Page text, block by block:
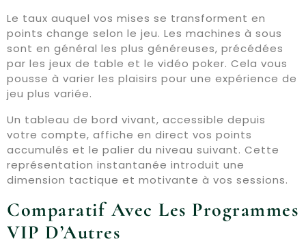
Le taux auquel vos mises se transforment en
points change selon le jeu. Les machines à sous
sont en général les plus généreuses, précédées
par les jeux de table et le vidéo poker. Cela vous
pousse à varier les plaisirs pour une expérience de
jeu plus variée.
Un tableau de bord vivant, accessible depuis
votre compte, affiche en direct vos points
accumulés et le palier du niveau suivant. Cette
représentation instantanée introduit une
dimension tactique et motivante à vos sessions.
Comparatif Avec Les Programmes
VIP D’Autres